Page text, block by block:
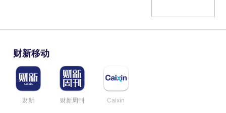
财新移动
财新 财新周刊 Caixin